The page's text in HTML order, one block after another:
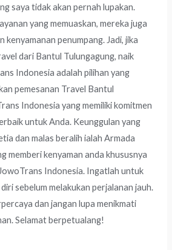
saya tidak akan pernah lupakan.
yang memuaskan, mereka juga
kenyamanan penumpang. Jadi, jika
dari Bantul Tulungagung, naik
Indonesia adalah pilihan yang
pemesanan Travel Bantul
Indonesia yang memiliki komitmen
untuk Anda. Keunggulan yang
dan malas beralih ialah Armada
memberi kenyaman anda khususnya
Indonesia. Ingatlah untuk
sebelum melakukan perjalanan jauh.
dan jangan lupa menikmati
Selamat berpetualang!